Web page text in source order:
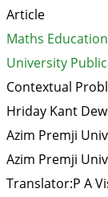
Article
Maths Education
University
Contextual
Hriday Kant
Azim Premji
Azim Premji
Translator:P A